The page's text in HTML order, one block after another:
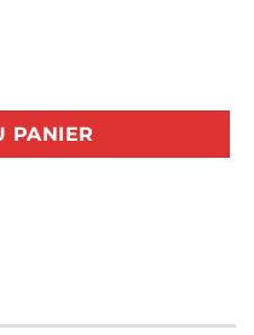
à lame circulaire :
PANIER